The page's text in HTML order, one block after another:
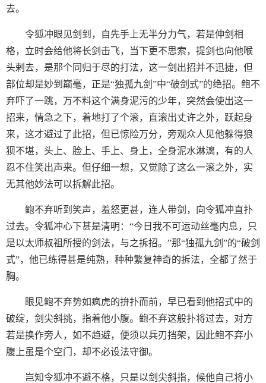
去。
令狐冲眼见剑到，自先手上无半分力气，若是伸剑相
格，立时会给他将长剑击飞，当下更不思索，提剑也向他喉
头剌去，是那个同归于尽的打法，这一剑出招并不迅捷，但
部位却是妙到巅毫，正是“独孤九剑”中“破剑式”的绝招。鲍不
弃吓了一跳，万不料这个满身泥污的少年，突然会使出这一
招来，情急之下，着地打了个滚，直滚出丈许之外，跃起身
来，这才避过了此招，但已惊险万分，旁观众人见他躲得狼
狈不堪，头上、脸上、手上、身上，全身泥水淋漓，有的人
忍不住笑出声来。但仔细一想，又觉除了这么一滚之外，实
无其他妙法可以拆解此招。
鲍不弃听到笑声，羞怒更甚，连人带剑，向令狐冲直扑
过去。令狐冲心下甚是清明：“今日我不可运动丝毫内息，只
是以太师叔祖所授的剑法，与之拆招。”那“独孤九剑”的“破剑
式”，他已练得甚是纯熟，种种繁复神奇的拆法，全都了然于
胸。
眼见鲍不弃势如疯虎的拚扑而前，早已看到他招式中的
破绽，剑尖斜挑，指着他小腹。鲍不弃这般扑将过去，对方
若是换作旁人，如不趋避，便须以兵刃挡架，因此鲍不弃小
腹上虽是个空门，却不必设法守御。
岂知令狐冲不避不格，只是以剑尖斜指，候他自己将小